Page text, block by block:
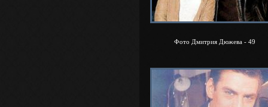
Фото Дмитрия Дюжева - 49